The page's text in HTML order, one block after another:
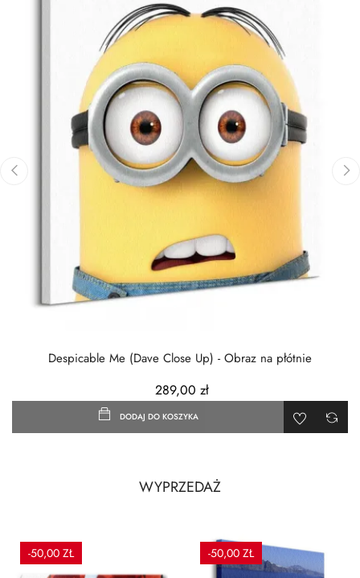
Despicable Me (Dave Close Up) - Obraz na płótnie
289,00 zł
DODAJ DO KOSZYKA
WYPRZEDAŻ
-50,00 ZŁ -50,00 ZŁ